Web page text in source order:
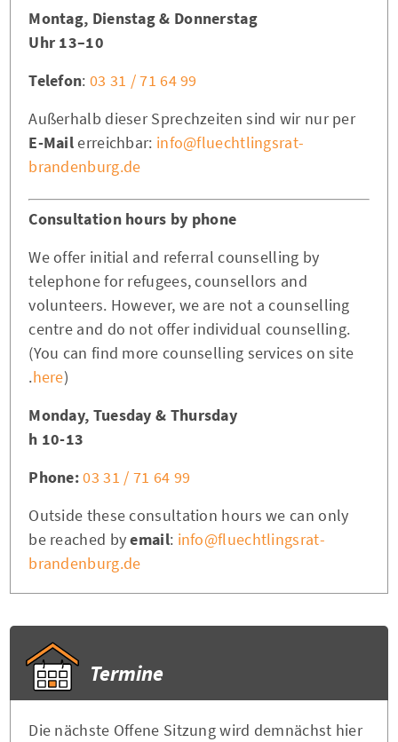
Montag, Dienstag & Donnerstag
10–13 Uhr
Telefon: 03 31 / 71 64 99
Außerhalb dieser Sprechzeiten sind wir nur per
E-Mailerreichbar: info@fluechtlingsrat-
brandenburg.de
Consultation hours by phone
We offer initial and referral counselling by
telephone for refugees, counsellors and
volunteers. However, we are not a counselling
centre and do not offer individual counselling.
(You can find more counselling services on site
here).
Monday, Tuesday & Thursday
10-13 h
Phone:03 31 / 71 64 99
Outside these consultation hours we can only
be reached byemail: info@fluechtlingsrat-
brandenburg.de
Termine
Die nächste Offene Sitzung wird demnächst hier